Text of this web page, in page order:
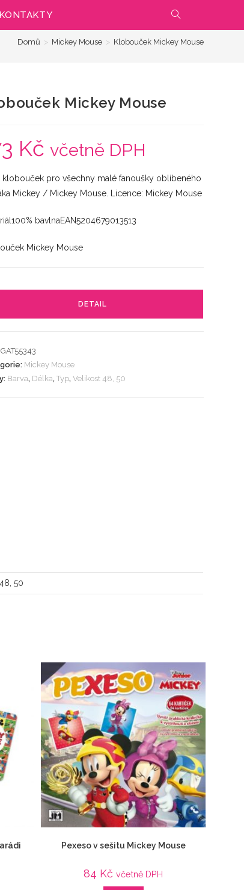
KONTAKTY PŘEPNOUT
VYHLEDÁVÁNÍ
Domů > Mickey Mouse > Klobouček Mickey Mouse
Mickey Mouse
Kč včetně DPH
klobouček pro všechny malé fanoušky oblíbeného
Mickey / Mickey Mouse. Licence: Mickey Mouse
bavlnaEAN5204679013513
Mickey Mouse
DETAIL
GAT55343
Mickey Mouse
Barva, Délka,Typ,Velikost 48, 50
48, 50
Pexeso v sešitu Mickey Mouse
84 Kč včetně DPH